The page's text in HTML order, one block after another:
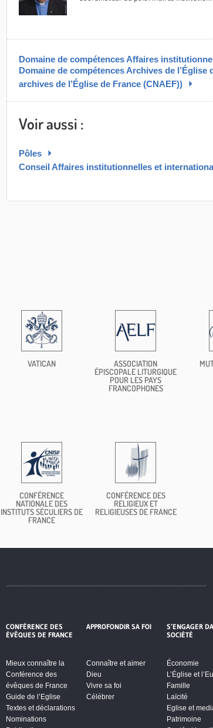
Domaine de compétences Affaires
Domaine de compétences Archives de l’Église
archives de l’Église de France (CNAEF))
Voir aussi :
Pôles
Conseil Affaires institutionnelles et
VATICAN
ASSOCIATION
ÉPISCOPALE LITURGIQUE
POUR LES PAYS
FRANCOPHONES
CONFÉRENCE
NATIONALE DES
INSTITUTS SÉCULIERS DE
FRANCE
CONFÉRENCE DES
RELIGIEUX ET
RELIGIEUSES DE FRANCE
CONFÉRENCE DES
ÉVÊQUES DE FRANCE
Mieux connaître la
Conférence des
évêques de France
Guide de l’Eglise
Textes et déclarations
Nominations
APPROFONDIR SA FOI
Connaître et aimer
Dieu
Vivre sa foi
Célébrer
S’ENGAGER
SOCIÉTÉ
Économie
L’Église et
Famille
Laïcité
Eglise et
Patrimoine